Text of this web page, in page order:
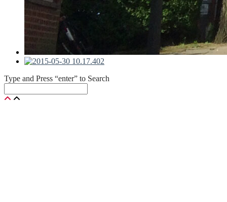
Type and Press “enter” to Search